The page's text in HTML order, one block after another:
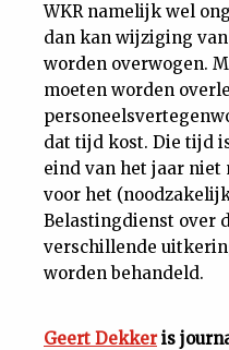
WKR namelijk wel
dan kan wijziging
worden overwogen.
moeten worden
dat tijd kost. Die tijd
eind van het jaar niet
voor het
Belastingdienst over
verschillende
worden behandeld.
Geert Dekkeris